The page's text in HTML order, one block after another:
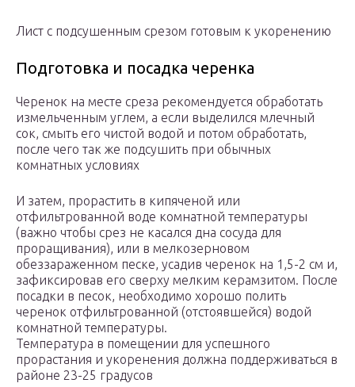
Лист с подсушенным срезом готовым к укоренению
Подготовка и посадка черенка
Черенок на месте среза рекомендуется обработать
измельченным углем, а если выделился млечный
сок, смыть его чистой водой и потом обработать,
после чего так же подсушить при обычных
комнатных условиях
И затем, прорастить в кипяченой или
отфильтрованной воде комнатной температуры
(важно чтобы срез не касался дна сосуда для
проращивания), или в мелкозерновом
обеззараженном песке, усадив черенок на 1,5-2 см и,
зафиксировав его сверху мелким керамзитом. После
посадки в песок, необходимо хорошо полить
черенок отфильтрованной (отстоявшейся) водой
комнатной температуры.
Температура в помещении для успешного
прорастания и укоренения должна поддерживаться в
районе 23-25 градусов